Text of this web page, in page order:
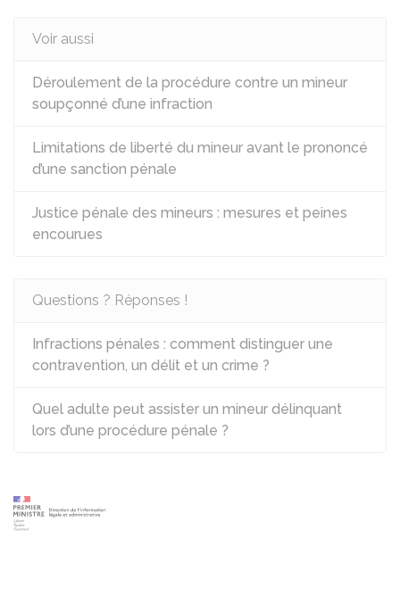
Voir aussi
Déroulement de la procédure contre un mineur
soupçonné d’une infraction
Limitations de liberté du mineur avant le prononcé
d’une sanction pénale
Justice pénale des mineurs : mesures et peines
encourues
Questions ? Réponses !
Infractions pénales : comment distinguer une
contravention, un délit et un crime ?
Quel adulte peut assister un mineur délinquant
lors d’une procédure pénale ?